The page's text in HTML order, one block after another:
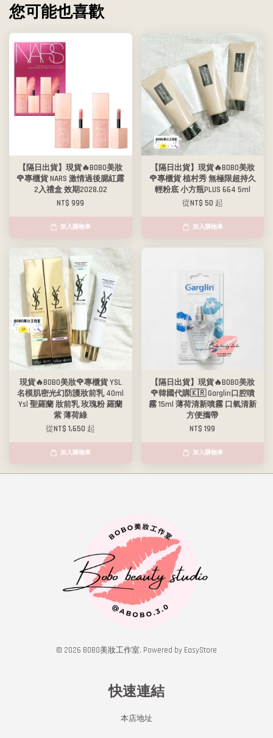
您可能也喜歡
【隔日出貨】現貨🔥BOBO美妝
🌹專櫃貨 NARS 激情過後腮紅露
2入禮盒 效期2028.02
NT$ 999
加入購物車
【隔日出貨】現貨🔥BOBO美妝
🌹專櫃貨 植村秀 無極限超持久
輕粉底 小方瓶PLUS 664 5ml
從NT$ 50 起
加入購物車
現貨🔥BOBO美妝🌹專櫃貨 YSL
名模肌密光幻防護妝前乳 40ml
Ysl 聖羅蘭 妝前乳 玫瑰粉 羅蘭
紫 薄荷綠
從NT$ 1,650 起
加入購物車
【隔日出貨】現貨🔥BOBO美妝
🌹韓國代購🇰🇷 Garglin口腔噴
霧 15ml 薄荷清新噴霧 口氣清新
方便攜帶
NT$ 199
加入購物車
© 2026 BOBO美妝工作室. Powered by EasyStore
快速連結
本店地址